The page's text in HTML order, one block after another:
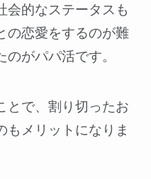
会的なステータスも
の恋愛をするのが難
がパパ活です。
とで、割り切ったお
もメリットになりま